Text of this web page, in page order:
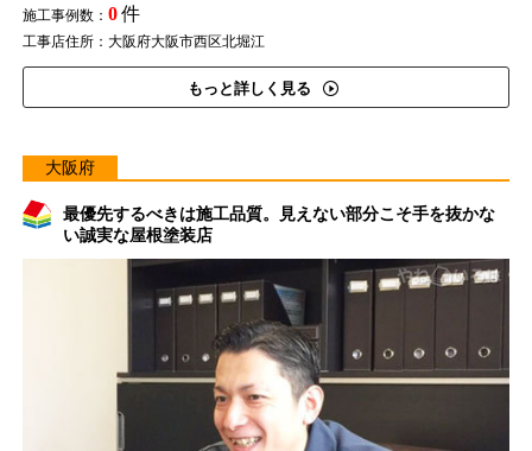
施工事例数： 0件
工事店住所：大阪府大阪市西区北堀江
もっと詳しく見る
大阪府
最優先するべきは施工品質。見えない部分こそ手を抜かな
い誠実な屋根塗装店